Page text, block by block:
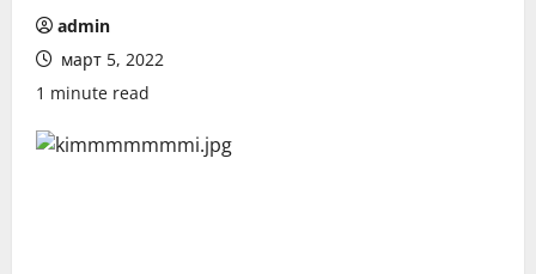
admin
март 5, 2022
1 minute read